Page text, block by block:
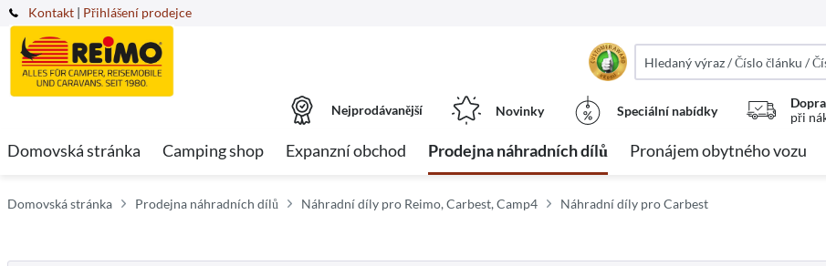
Kontakt | Přihlášení prodejce
Nejprodávanější Novinky Speciální nabídky
při
Domovská stránka Camping shop Expanzní obchod Prodejna náhradních dílů Pronájem obytného vozu
Domovská stránka Prodejna náhradních dílů Náhradní díly pro Reimo, Carbest, Camp4 Náhradní díly pro Carbest